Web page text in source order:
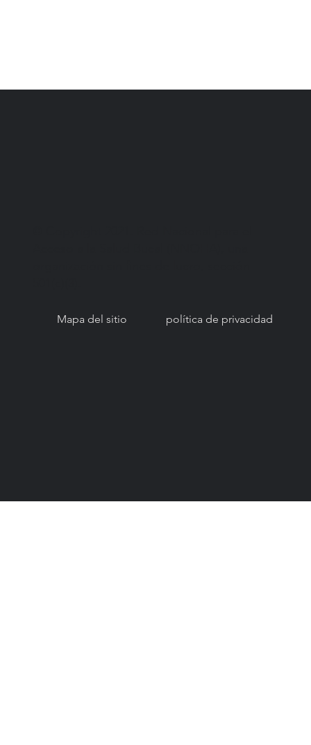
Mapa del sitio política de privacidad